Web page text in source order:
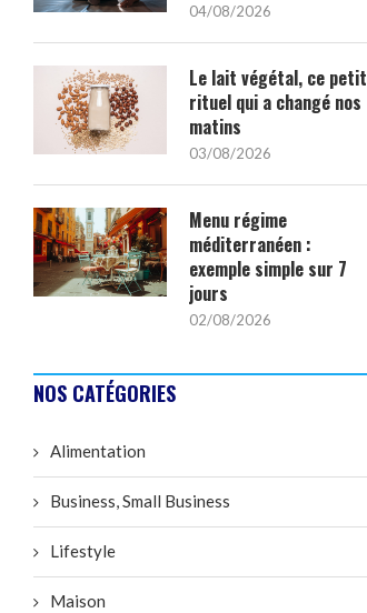
04/08/2026
Le lait végétal, ce petit
rituel qui a changé nos
matins
03/08/2026
Menu régime
méditerranéen :
exemple simple sur 7
jours
02/08/2026
NOS CATÉGORIES
Alimentation
Business, Small Business
Lifestyle
Maison